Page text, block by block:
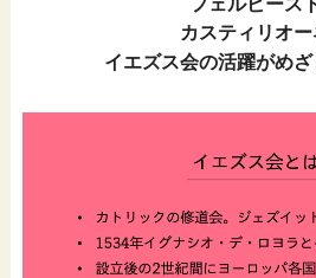
カスティリオー
イエズス会の活躍がめざ